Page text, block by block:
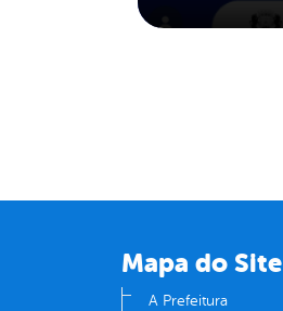
Mapa do Site
A Prefeitura